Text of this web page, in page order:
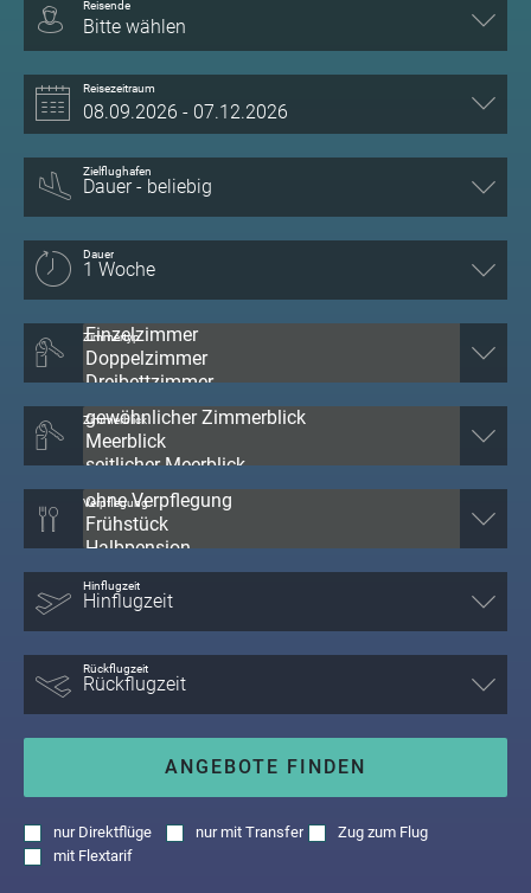
Reisende
Bitte wählen
Reisezeitraum
Zielflughafen
Dauer
Zimmertyp
Zimmerblick
ANGEBOTE FINDEN
nur Direktflüge nurmit Transfer
Zug zum Flug
mit Flextarif
Verpflegung
Hinflugzeit
Rückflugzeit